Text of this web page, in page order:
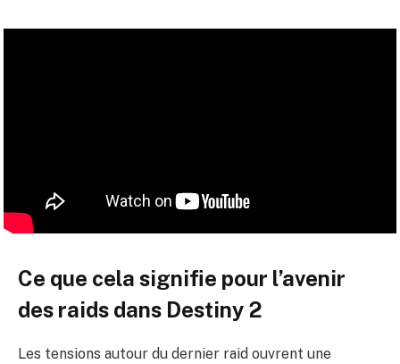
Ce que cela signifie pour l’avenir
des raids dans Destiny 2
Les tensions autour du dernier raid ouvrent une